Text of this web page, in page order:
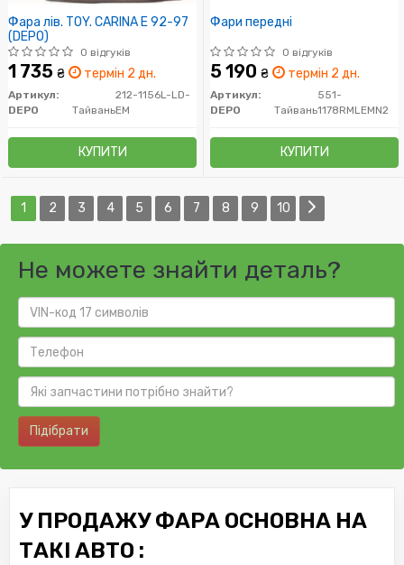
Фара лів. TOY. CARINA E 92-97
(DEPO)
0 відгуків
1 735 ₴ термін 2 дн.
Артикул:
212-1156L-LD-
EM
DEPO Тайвань
КУПИТИ
Фари передні
0 відгуків
5 190 ₴ термін 2 дн.
Артикул:
551-
1178RMLEMN2
DEPO Тайвань
КУПИТИ
1 2 3 4 5 6 7 8 9 10
Не можете знайти деталь?
Підібрати
У ПРОДАЖУ ФАРА ОСНОВНА НА
ТАКІ АВТО :